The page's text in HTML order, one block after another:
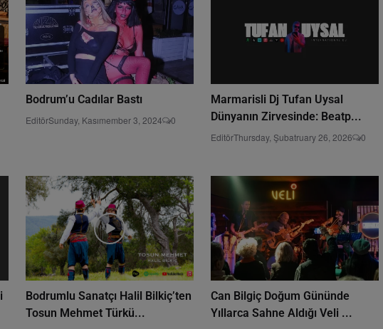
Bodrum’u Cadılar Bastı
EditörSunday, Kasımember 3, 2024 0
Marmarisli Dj Tufan Uysal
Dünyanın Zirvesinde: Beatp...
EditörThursday, Şubatruary 26, 2026 0
Bodrumlu Sanatçı Halil Bilkiç’ten
Tosun Mehmet Türkü...
Can Bilgiç Doğum Gününde
Yıllarca Sahne Aldığı Veli ...